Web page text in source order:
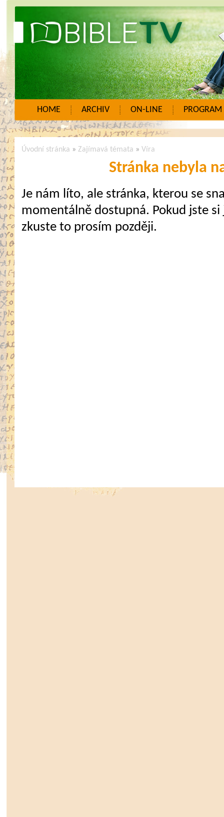
HOME ARCHIV ON-LINE PROGRAM
Úvodní stránka »Zajímavá témata » Víra
Stránka nebyla
Je nám líto, ale stránka, kterou se
momentálně dostupná. Pokud jste
zkuste to prosím později.